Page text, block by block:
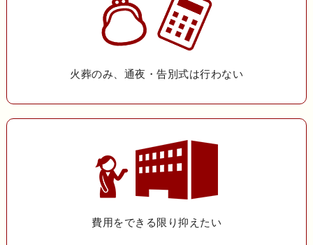
火葬のみ、通夜・告別式は行わない
費用をできる限り抑えたい